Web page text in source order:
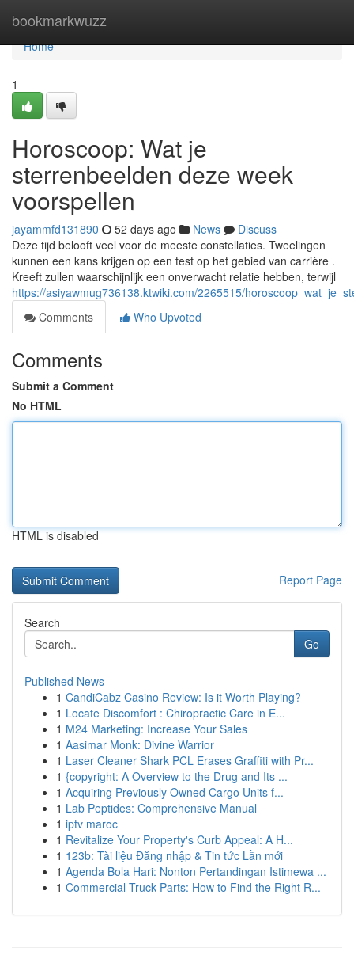
bookmarkwuzz
Home
Home
1
Horoscoop: Wat je
sterrenbeelden deze week
voorspellen
jayammfd131890 52 days ago News
Discuss
Deze tijd belooft veel voor de meeste constellaties. Tweelingen
kunnen een kans krijgen op een test op het gebied van carrière .
Kreeft zullen waarschijnlijk een onverwacht relatie hebben, terwijl
https://asiyawmug736138.ktwiki.com/2265515/
Comments
Who Upvoted
Comments
Submit a Comment
No HTML
HTML is disabled
Report Page
Search
Go
Published News
1 CandiCabz Casino Review: Is it Worth Playing?
1 Locate Discomfort : Chiropractic Care in E...
1 M24 Marketing: Increase Your Sales
1 Aasimar Monk: Divine Warrior
1 Laser Cleaner Shark PCL Erases Graffiti with Pr...
1 {copyright: A Overview to the Drug and Its ...
1 Acquiring Previously Owned Cargo Units f...
1 Lab Peptides: Comprehensive Manual
1 iptv maroc
1 Revitalize Your Property's Curb Appeal: A H...
1 123b: Tài liệu Đăng nhập & Tin tức Lần mới
1 Agenda Bola Hari: Nonton Pertandingan Istimewa ...
1 Commercial Truck Parts: How to Find the Right R...